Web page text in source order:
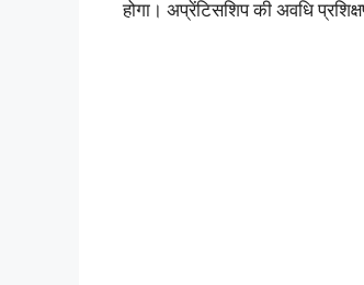
होगा। अप्रेंटिसशिप की अवधि